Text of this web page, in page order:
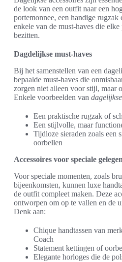
de look van een outfit naar een
portemonnee, een handige
enkele van de must-haves die elke
bezitten.
Dagdelijkse must-haves
Bij het samenstellen van een
bepaalde must-haves die
zorgen niet alleen voor stijl, maar
Enkele voorbeelden van
Een praktische rugzak of
Een stijlvolle, maar
Tijdloze sieraden zoals een
oorbellen
Accessoires voor speciale
Voor speciale momenten, zoals
bijeenkomsten, kunnen luxe
de outfit compleet maken. Deze
ontworpen om op te vallen en de
Denk aan:
Chique handtassen van
Coach
Statement kettingen of
Elegante horloges die de